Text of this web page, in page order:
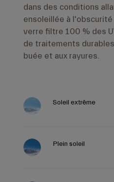
dans des conditions
ensoleillée à
verre filtre 100 % des
de traitements
buée et aux rayures.
Soleil extrême
Plein soleil